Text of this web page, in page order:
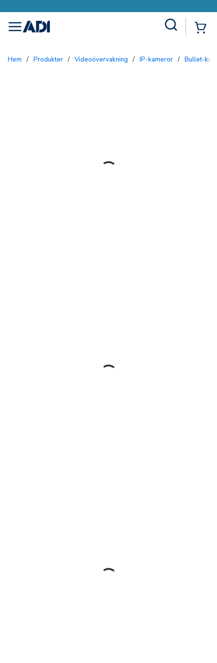
menu
Hem / Produkter / Videoövervakning / IP-kameror / Bullet-